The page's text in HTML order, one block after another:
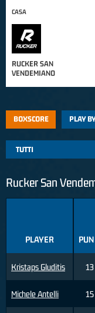
CASA
RUCKER SAN
VENDEMIANO
BOXSCORE PLAY
Rucker San
PLAYER
Kristaps Gluditis
Michele Antelli
PUN
13
15